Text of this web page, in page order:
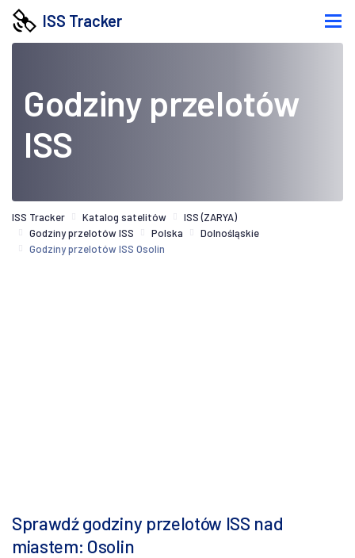
ISS Tracker
Godziny przelotów
ISS
ISS Tracker Katalog satelitów
ISS (ZARYA)
Godziny przelotów ISS
Polska
Dolnośląskie
Godziny przelotów ISS Osolin
Sprawdź godziny przelotów ISS nad
miastem: Osolin